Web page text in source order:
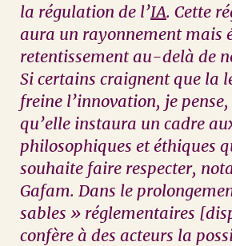
la régulation de l’IA. Cette
aura un rayonnement mais
retentissement au-delà de
Si certains craignent que la
freine l’innovation, je
qu’elle instaura un cadre
philosophiques et éthiques
souhaite faire respecter,
Gafam. Dans le
sables » réglementaires
confère à des acteurs la